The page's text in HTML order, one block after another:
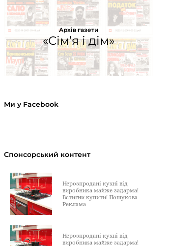
Архів газети
«Сім’я і дім»
Ми у Facebook
Спонсорський контент
Нерозпродані кухні від
виробника майже задарма!
Встигни купити! Пошукова
Реклама
Нерозпродані кухні від
виробника майже задарма!